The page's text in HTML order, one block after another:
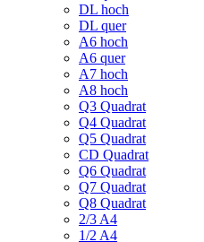
DL hoch
DL quer
A6 hoch
A6 quer
A7 hoch
A8 hoch
Q3 Quadrat
Q4 Quadrat
Q5 Quadrat
CD Quadrat
Q6 Quadrat
Q7 Quadrat
Q8 Quadrat
2/3 A4
1/2 A4